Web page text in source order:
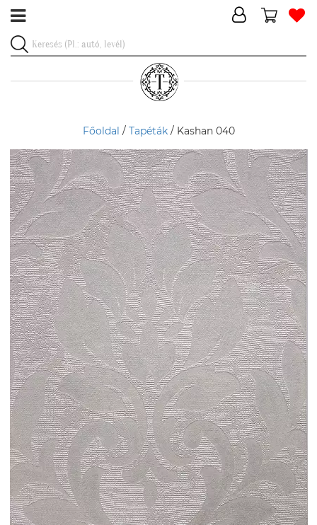
Főoldal / Tapéták/ Kashan 040